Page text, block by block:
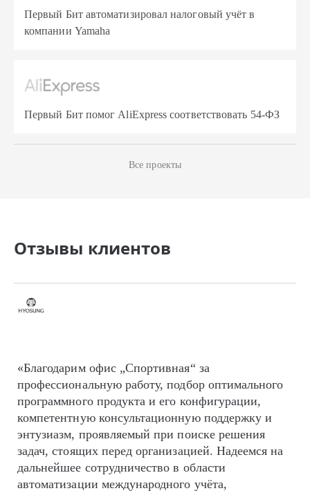
Первый Бит автоматизировал налоговый учёт в
компании Yamaha
Первый Бит помог AliExpress соответствовать 54-ФЗ
Все проекты
Отзывы клиентов
«Благодарим офис „Спортивная“ за
профессиональную работу, подбор оптимального
программного продукта и его конфигурации,
компетентную консультационную поддержку и
энтузиазм, проявляемый при поиске решения
задач, стоящих перед организацией. Надеемся на
дальнейшее сотрудничество в области
автоматизации международного учёта,